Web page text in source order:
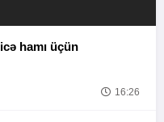
hamı üçün
16:26